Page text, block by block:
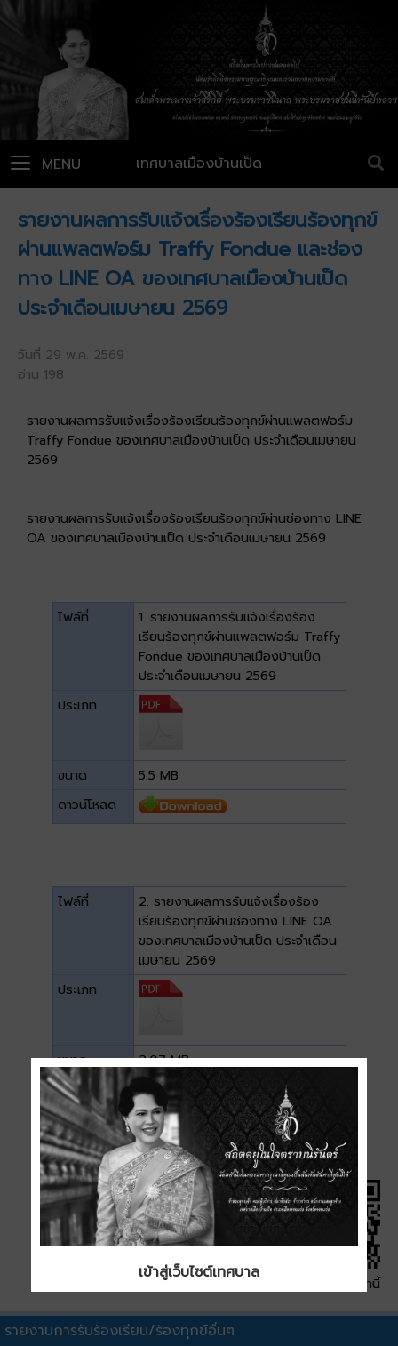
เทศบาลเมืองบ้านเป็ด
MENU
รายงานผลการรับแจ้งเรื่องร้องเรียนร้องทุกข์
ผ่านแพลตฟอร์ม Traffy Fondue และช่อง
ทาง LINE OA ของเทศบาลเมืองบ้านเป็ด
ประจำเดือนเมษายน 2569
วันที่ 29 พ.ค. 2569
อ่าน 198
รายงานผลการรับแจ้งเรื่องร้องเรียนร้องทุกข์ผ่านแพลตฟอร์ม
Traffy Fondue ของเทศบาลเมืองบ้านเป็ด ประจำเดือนเมษายน
2569
รายงานผลการรับแจ้งเรื่องร้องเรียนร้องทุกข์ผ่านช่องทาง LINE
OA ของเทศบาลเมืองบ้านเป็ด ประจำเดือนเมษายน 2569
ไฟล์ที่
1. รายงานผลการรับแจ้งเรื่องร้อง
เรียนร้องทุกข์ผ่านแพลตฟอร์ม Traffy
Fondue ของเทศบาลเมืองบ้านเป็ด
ประจำเดือนเมษายน 2569
ประเภท
ขนาด
5.5 MB
ดาวน์โหลด
ไฟล์ที่
2. รายงานผลการรับแจ้งเรื่องร้อง
เรียนร้องทุกข์ผ่านช่องทาง LINE OA
ของเทศบาลเมืองบ้านเป็ด ประจำเดือน
เมษายน 2569
ประเภท
ขนาด
2.07 MB
ดาวน์โหลด
QR Code หน้านี้
รายงานการรับร้องเรียน/ร้องทุกข์อื่นๆ
เข้าสู่เว็บไซต์เทศบาล